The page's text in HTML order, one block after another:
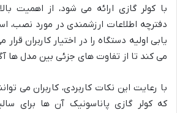
با کولر گازی ارائه می شود، از اهمیت
دفترچه اطلاعات ارزشمندی در مورد نصب،
یابی اولیه دستگاه را در اختیار کاربران
می کند تا از تفاوت های جزئی بین مدل ها
با رعایت این نکات کاربردی، کاربران می
که کولر گازی پاناسونیک آن ها برای